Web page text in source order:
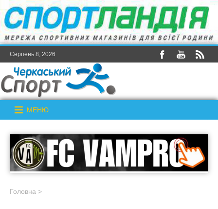
Серпень 8, 2026
МЕНЮ
Головна >